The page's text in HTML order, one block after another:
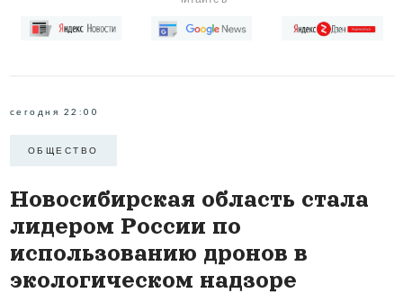
сегодня 22:00
ОБЩЕСТВО
Новосибирская область стала
лидером России по
использованию дронов в
экологическом надзоре